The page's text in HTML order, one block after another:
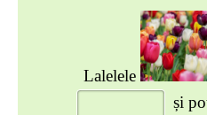
Lalelele
și